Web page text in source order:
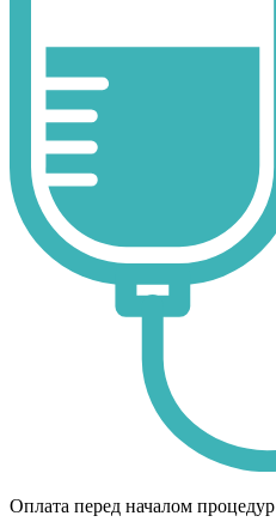
Оплата перед началом процедур